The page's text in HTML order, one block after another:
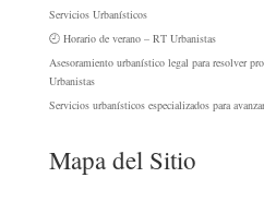
Servicios Urbanísticos
🕘 Horario de verano – RT Urbanistas
Asesoramiento urbanístico legal para resolver
Urbanistas
Servicios urbanísticos especializados para
Mapa del Sitio